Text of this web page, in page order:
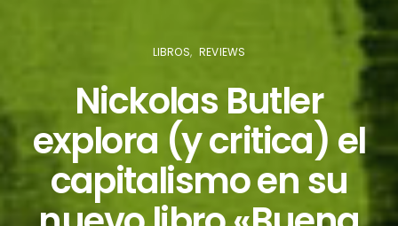
LIBROS REVIEWS
Nickolas Butler
explora (y critica) el
capitalismo en su